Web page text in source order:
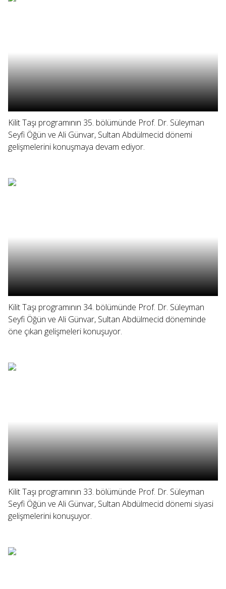
Kilit Taşı programının 35. bölümünde Prof. Dr. Süleyman
Seyfi Öğün ve Ali Günvar, Sultan Abdülmecid dönemi
gelişmelerini konuşmaya devam ediyor.
Kilit Taşı programının 34. bölümünde Prof. Dr. Süleyman
Seyfi Öğün ve Ali Günvar, Sultan Abdülmecid döneminde
öne çıkan gelişmeleri konuşuyor.
Kilit Taşı programının 33. bölümünde Prof. Dr. Süleyman
Seyfi Öğün ve Ali Günvar, Sultan Abdülmecid dönemi siyasi
gelişmelerini konuşuyor.